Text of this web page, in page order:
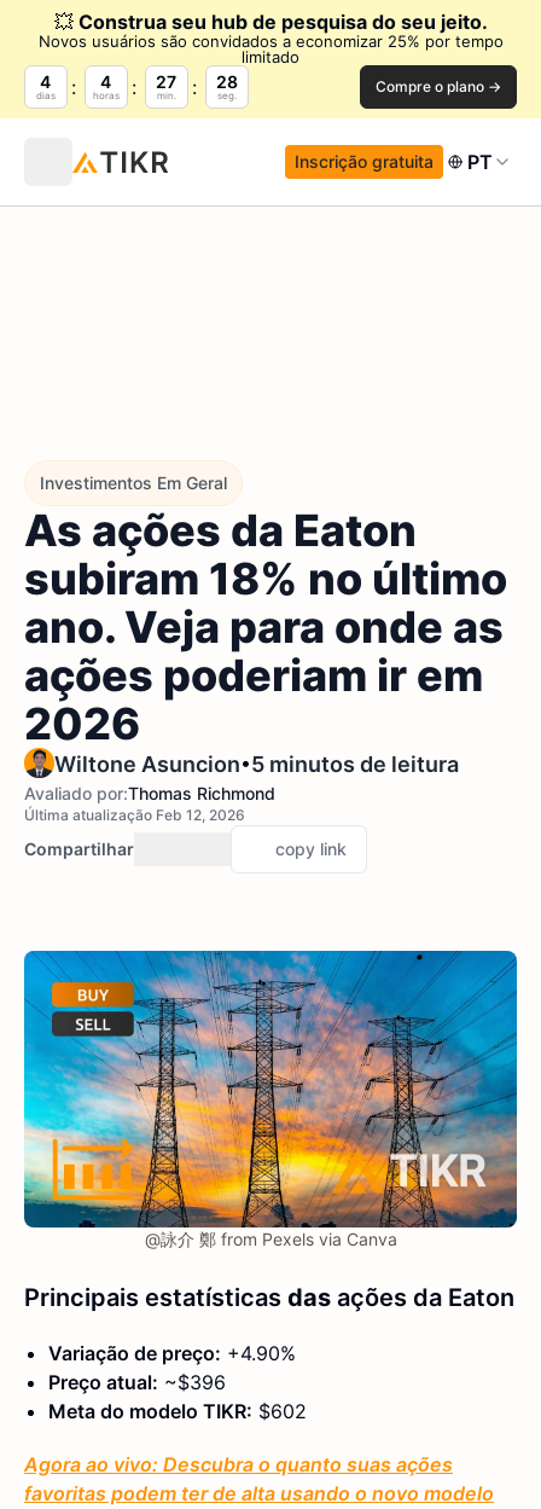
💥 Construa seu hub de pesquisa do seu jeito.
Novos usuários são convidados a economizar 25% por tempo
limitado
4
dias
4
horas
27
min.
27
seg. Compre o plano →
Inscrição gratuita PT
Investimentos Em Geral
As ações da Eaton
subiram 18% no último
ano. Veja para onde as
ações poderiam ir em
2026
Wiltone Asuncion•5 minutos de leitura
Avaliado por:Thomas Richmond
Última atualização Feb 12, 2026
Compartilhar copy link
@詠介 鄭 from Pexels via Canva
Principais estatísticas das ações da Eaton
Variação de preço: +4.90%
Preço atual: ~$396
Meta do modelo TIKR: $602
Agora ao vivo: Descubra o quanto suas ações
favoritas podem ter de alta usando o novo modelo